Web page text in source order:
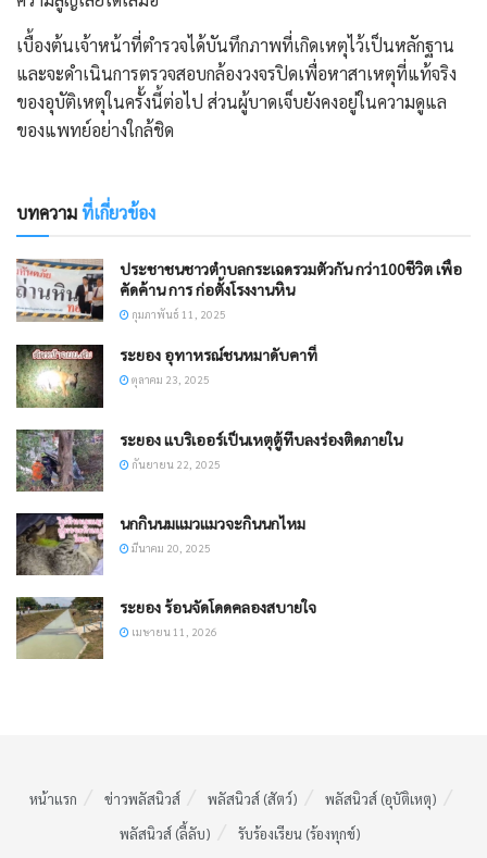
​เบื้องต้นเจ้าหน้าที่ตำรวจได้บันทึกภาพที่เกิดเหตุไว้เป็นหลักฐาน
และจะดำเนินการตรวจสอบกล้องวงจรปิดเพื่อหาสาเหตุที่แท้จริง
ของอุบัติเหตุในครั้งนี้ต่อไป ส่วนผู้บาดเจ็บยังคงอยู่ในความดูแล
ของแพทย์อย่างใกล้ชิด
บทความที่เกี่ยวข้อง
ประชาชนชาวตำบลกระเฉดรวมตัวกัน กว่า100ชีวิต เพื่อ
คัดค้าน การ ก่อตั้งโรงงานหิน
กุมภาพันธ์ 11, 2025
ระยอง อุทาหรณ์ชนหมาดับคาที่
ตุลาคม 23, 2025
ระยอง แบริเออร์เป็นเหตุตู้ทึบลงร่องติดภายใน
กันยายน 22, 2025
นกกินนมแมวแมวจะกินนกไหม
มีนาคม 20, 2025
ระยอง ร้อนจัดโดดคลองสบายใจ
เมษายน 11, 2026
หน้าแรก ข่าวพลัสนิวส์ พลัสนิวส์ (สัตว์)
พลัสนิวส์ (อุบัติเหตุ)
พลัสนิวส์ (ลี้ลับ)
รับร้องเรียน (ร้องทุกข์)